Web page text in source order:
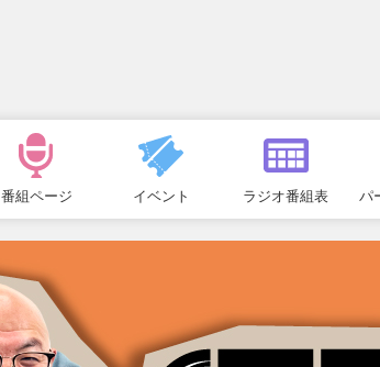
番組ページ イベント ラジオ番組表 パ